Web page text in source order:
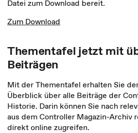
Datei zum Download bereit.
Zum Download
Thementafel jetzt mit
Beiträgen
Mit der Thementafel erhalten Sie
Überblick über alle Beiträge der
Historie. Darin können Sie nach
aus dem Controller Magazin-Archiv
direkt online zugreifen.